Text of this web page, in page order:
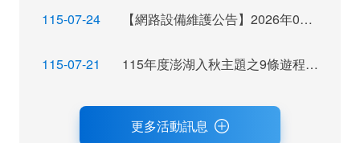
115-07-24 【網路設備維護公告】2026年07月28日（二）22：00~ 24:00 屆時將暫停網站服務，不便之處，尚祈見諒。
115-07-21 115年度澎湖入秋主題之9條遊程獲選，攜手業者拓展旅遊市場及客源
更多活動訊息